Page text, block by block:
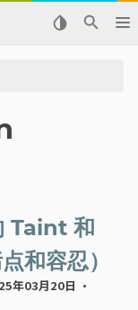
Taint 和
和容忍）
年03月20日 ·